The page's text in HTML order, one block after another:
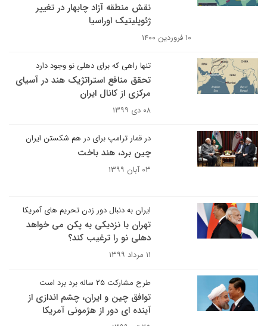
نقش منطقه آزاد چابهار در تغییر
ژئوپلیتیک اوراسیا
۱۰ فروردین ۱۴۰۰
تنها راهی که برای دهلی نو وجود دارد
تحقق منافع استراتژیک هند در آسیای
مرکزی از کانال ایران
۰۸ دی ۱۳۹۹
در قمار ترامپ برای در هم شکستن ایران
چین برد، هند باخت
۰۳ آبان ۱۳۹۹
ایران به دنبال دور زدن تحریم های آمریکا ​​​​​​​
تهران با نزدیکی به پکن می خواهد
دهلی نو را ترغیب کند؟ ​​​​​​​
۱۱ مرداد ۱۳۹۹
طرح مشارکت ۲۵ ساله برد برد است
توافق چین و ایران، چشم اندازی از
آینده ای دور از هژمونی آمریکا